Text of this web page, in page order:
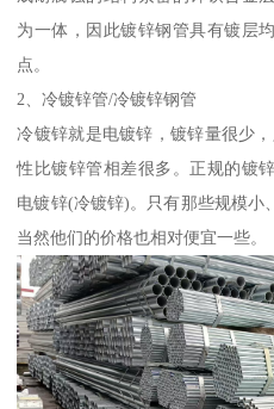
为一体，因此镀锌钢管具有镀层
点。
2、冷镀锌管/冷镀锌钢管
冷镀锌就是电镀锌，镀锌量很少
性比镀锌管相差很多。正规的镀
电镀锌(冷镀锌)。只有那些规模小
当然他们的价格也相对便宜一些。